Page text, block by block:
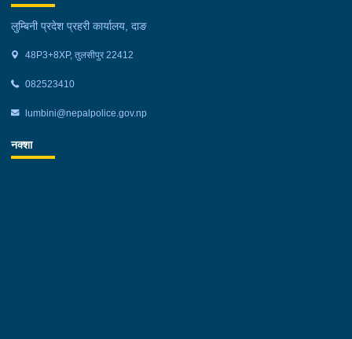
लुम्बिनी प्रदेश प्रहरी कार्यालय, दाङ
48P3+8XP, तुलसीपुर 22412
082523410
lumbini@nepalpolice.gov.np
नक्शा